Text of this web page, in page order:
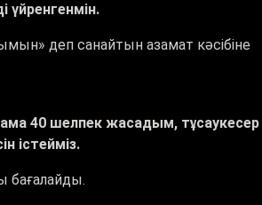
үйренгенмін.
деп санайтын азамат кәсібіне
40 шелпек жасадым, тұсаукесер
істейміз.
бағалайды.